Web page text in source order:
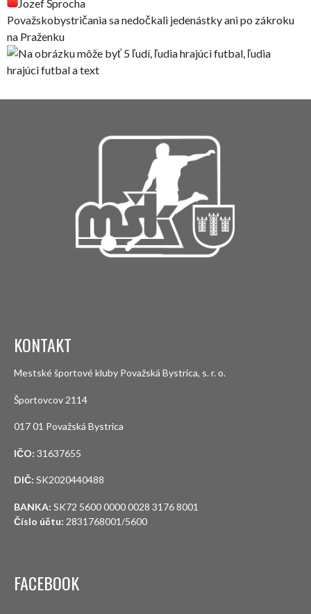
Jozef Šprocha
Považskobystričania sa nedočkali jedenástky ani po zákroku
na Praženku
KONTAKT
Mestské športové kluby Považská Bystrica, s. r. o.
Športovcov 2114
017 01 Považská Bystrica
IČO: 31637655
DIČ: SK2020440488
BANKA: SK72 5600 0000 0028 3176 8001
Číslo účtu: 2831768001/5600
FACEBOOK